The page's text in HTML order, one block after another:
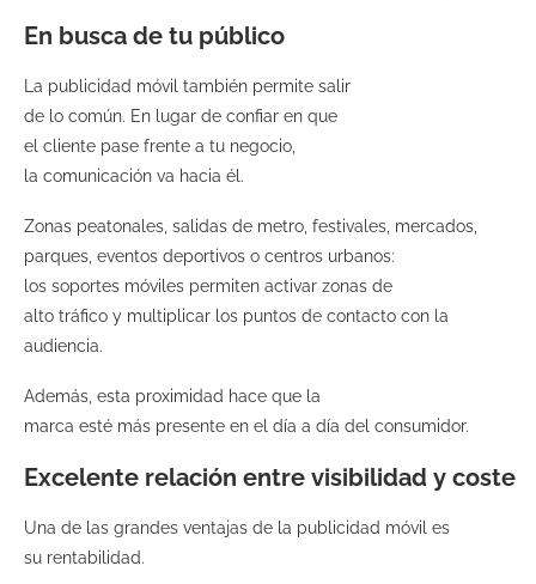
En busca de tu público
La publicidad móvil también permite salir
de lo común. En lugar de confiar en que
el cliente pase frente a tu negocio,
la comunicación va hacia él.
Zonas peatonales, salidas de metro, festivales, mercados,
parques, eventos deportivos o centros urbanos:
los soportes móviles permiten activar zonas de
alto tráfico y multiplicar los puntos de contacto con la
audiencia.
Además, esta proximidad hace que la
marca esté más presente en el día a día del consumidor.
Excelente relación entre visibilidad y coste
Una de las grandes ventajas de la publicidad móvil es
su rentabilidad.